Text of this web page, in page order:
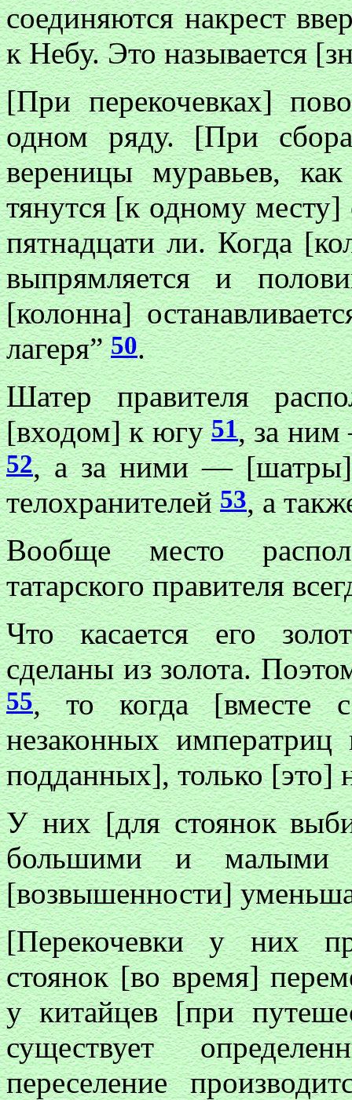
соединяются накрест
к Небу. Это называется
[При перекочевках]
одном ряду. [При
вереницы муравьев,
тянутся [к одному
пятнадцати ли. Когда
выпрямляется и
[колонна]
лагеря”50.
Шатер правителя
[входом] к югу51, за
52, а за ними — [шатры]
телохранителей53, а
Вообще место
татарского правителя
Что касается его
сделаны из золота.
55,то когда [вместе
незаконных
подданных], только [это]
У них [для стоянок
большими и малыми
[возвышенности]
[Перекочевки у них
стоянок [во время]
у китайцев [при
существует
переселение